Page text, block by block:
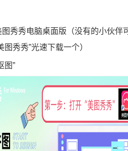
秀秀电脑桌面版（没有的小伙伴
图秀秀”光速下载一个）
图”